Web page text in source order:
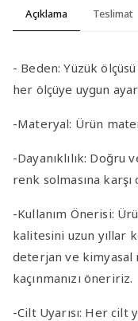
Açıklama Teslimat
- Beden:Yüzük
her ölçüye uygun
-Materyal: Ürün
-Dayanıklılık: Doğru
renk solmasına
-Kullanım Önerisi:
kalitesini uzun yıllar
deterjan ve kimyasal
kaçınmanızı öneririz.
-Cilt Uyarısı: Her cilt